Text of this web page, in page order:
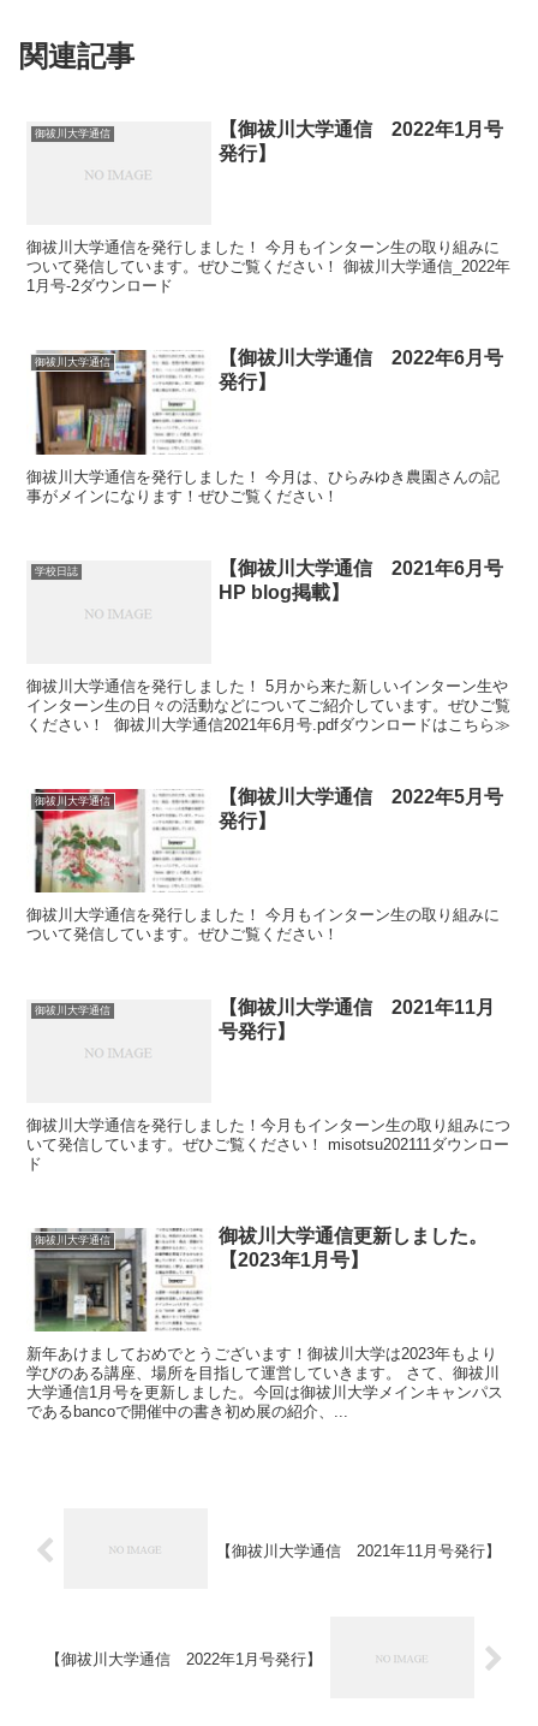
関連記事
御祓川大学通信
【御祓川大学通信 2022年1月号
発行】
御祓川大学通信を発行しました！ 今月もインターン生の取り組みに
ついて発信しています。ぜひご覧ください！ 御祓川大学通信_2022年
1月号-2ダウンロード
御祓川大学通信
【御祓川大学通信 2022年6月号
発行】
御祓川大学通信を発行しました！ 今月は、ひらみゆき農園さんの記
事がメインになります！ぜひご覧ください！
学校日誌
【御祓川大学通信 2021年6月号
HP blog掲載】
御祓川大学通信を発行しました！ 5月から来た新しいインターン生や
インターン生の日々の活動などについてご紹介しています。ぜひご覧
ください！ 御祓川大学通信2021年6月号.pdfダウンロードはこちら≫
御祓川大学通信
【御祓川大学通信 2022年5月号
発行】
御祓川大学通信を発行しました！ 今月もインターン生の取り組みに
ついて発信しています。ぜひご覧ください！
御祓川大学通信
【御祓川大学通信 2021年11月
号発行】
御祓川大学通信を発行しました！今月もインターン生の取り組みにつ
いて発信しています。ぜひご覧ください！ misotsu202111ダウンロー
ド
御祓川大学通信
御祓川大学通信更新しました。
【2023年1月号】
新年あけましておめでとうございます！御祓川大学は2023年もより
学びのある講座、場所を目指して運営していきます。 さて、御祓川
大学通信1月号を更新しました。今回は御祓川大学メインキャンパス
であるbancoで開催中の書き初め展の紹介、...
【御祓川大学通信 2021年11月号発行】
【御祓川大学通信 2022年1月号発行】